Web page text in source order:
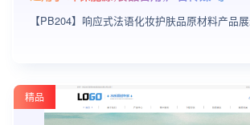
【PB204】响应式法语化妆护肤品原材料产品
精品